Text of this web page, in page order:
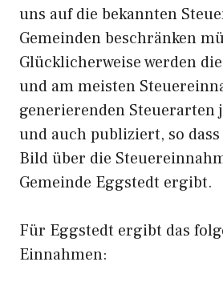
uns auf die bekannten
Gemeinden beschränken
Glücklicherweise werden
und am meisten
generierenden Steuerarten
und auch publiziert, so
Bild über die
Gemeinde Eggstedt ergibt.
Für Eggstedt ergibt das
Einnahmen: